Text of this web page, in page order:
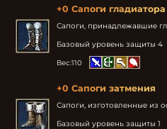
+0 Сапоги гладиатора
Сапоги, принадлежавшие
Базовый уровень защиты 4
Вес:110
+0 Сапоги затмения
Сапоги, изготовленные из
Базовый уровень защиты 1